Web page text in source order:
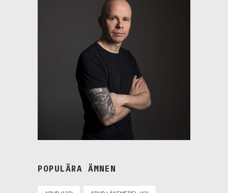
POPULÄRA ÄMNEN